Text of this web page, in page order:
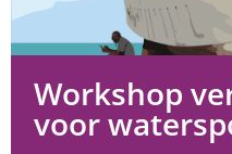
Workshop
voor